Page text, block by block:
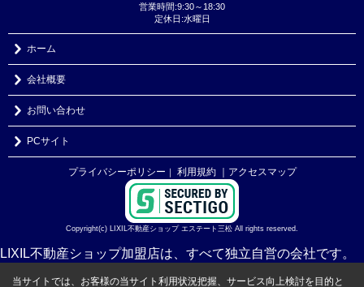
営業時間:9:30～18:30
定休日:水曜日
ホーム
会社概要
お問い合わせ
PCサイト
プライバシーポリシー ｜ 利用規約 ｜アクセスマップ
Copyright(c) LIXIL不動産ショップ エステート三松 All rights reserved.
LIXIL不動産ショップ加盟店は、すべて独立自営の会社です。
当サイトでは、お客様の当サイト利用状況把握、サービス向上検討を目的と